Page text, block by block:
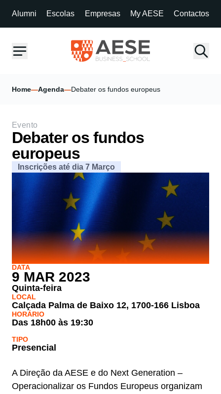
Alumni Escolas Empresas My AESE Contactos
Home—Agenda—Debater os fundos europeus
Evento
Debater os fundos
europeus
Inscrições até dia 7 Março
DATA
9 MAR 2023
Quinta-feira
LOCAL
Calçada Palma de Baixo 12, 1700-166 Lisboa
HORÁRIO
Das 18h00 às 19:30
TIPO
Presencial
A Direção da AESE e do Next Generation –
Operacionalizar os Fundos Europeus organizam